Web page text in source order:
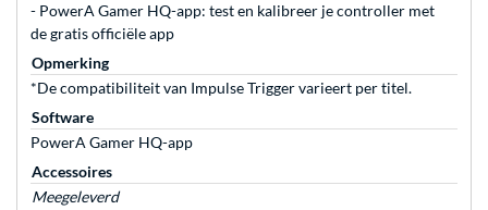
- PowerA Gamer HQ-app: test en kalibreer je controller met
de gratis officiële app
Opmerking
*De compatibiliteit van Impulse Trigger varieert per titel.
Software
PowerA Gamer HQ-app
Accessoires
Meegeleverd